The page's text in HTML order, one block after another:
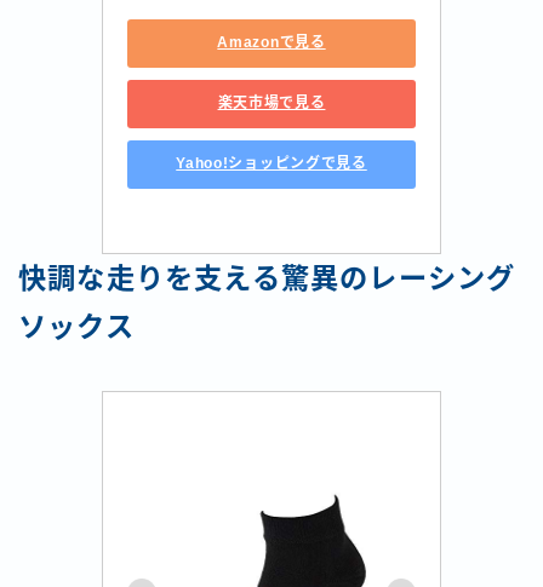
Amazonで見る
楽天市場で見る
Yahoo!ショッピングで見る
快調な走りを支える驚異のレーシング
ソックス